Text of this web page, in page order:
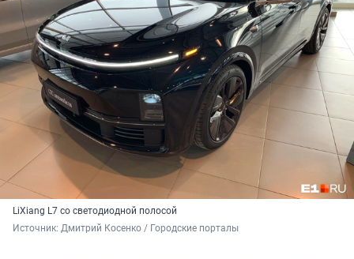
LiXiang L7 со светодиодной полосой
Источник: Дмитрий Косенко / Городские порталы